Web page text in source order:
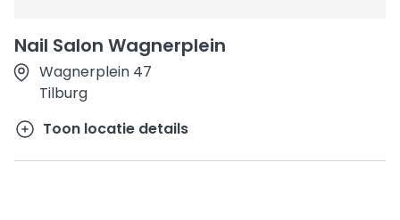
Nail Salon Wagnerplein
Wagnerplein 47
Tilburg
Toon locatie details